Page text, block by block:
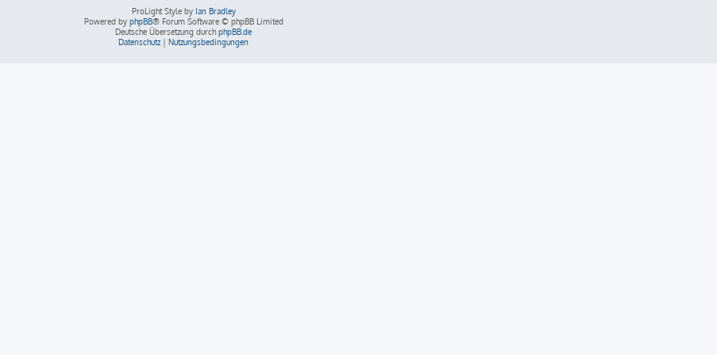
ProLight Style by Ian Bradley
Powered by phpBB® Forum Software © phpBB Limited
Deutsche Übersetzung durch phpBB.de
Datenschutz | Nutzungsbedingungen